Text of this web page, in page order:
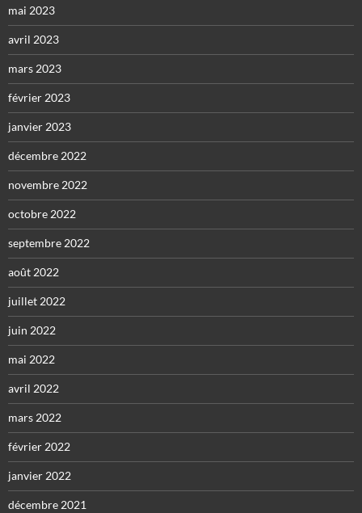
mai 2023
avril 2023
mars 2023
février 2023
janvier 2023
décembre 2022
novembre 2022
octobre 2022
septembre 2022
août 2022
juillet 2022
juin 2022
mai 2022
avril 2022
mars 2022
février 2022
janvier 2022
décembre 2021